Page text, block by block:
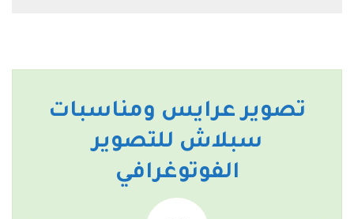
تصوير عرايس ومناسبات
سبلاش للتصوير
الفوتوغرافي